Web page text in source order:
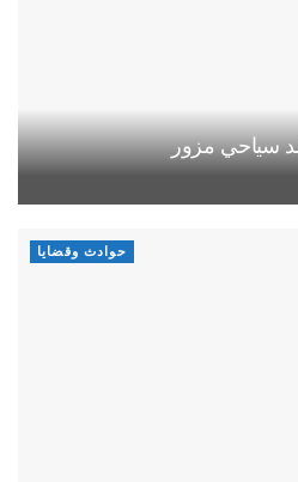
سياحي مزور
حوادث وقضايا